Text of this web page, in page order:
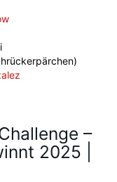
–
2025 |